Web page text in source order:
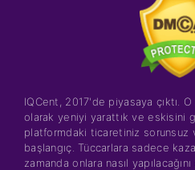
IQCent, 2017'de piyasaya çıktı.
olarak yeniyi yarattık ve eskisini
platformdaki ticaretiniz sorunsuz
başlangıç. Tüccarlara sadece
zamanda onlara nasıl